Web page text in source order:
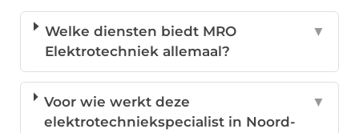
Welke diensten biedt MRO
Elektrotechniek allemaal?
▼
Voor wie werkt deze
elektrotechniekspecialist in Noord-
▼